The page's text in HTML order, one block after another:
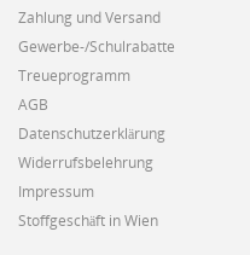
Zahlung und Versand
Gewerbe-/Schulrabatte
Treueprogramm
AGB
Datenschutzerklärung
Widerrufsbelehrung
Impressum
Stoffgeschäft in Wien